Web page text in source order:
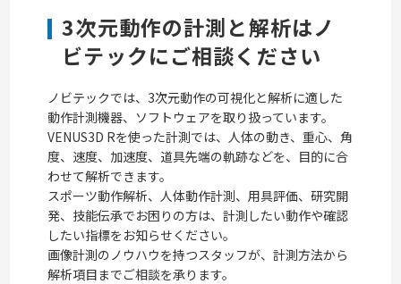
3次元動作の計測と解析はノ
ビテックにご相談ください
ノビテックでは、3次元動作の可視化と解析に適した
動作計測機器、ソフトウェアを取り扱っています。
VENUS3D Rを使った計測では、人体の動き、重心、角
度、速度、加速度、道具先端の軌跡などを、目的に合
わせて解析できます。
スポーツ動作解析、人体動作計測、用具評価、研究開
発、技能伝承でお困りの方は、計測したい動作や確認
したい指標をお知らせください。
画像計測のノウハウを持つスタッフが、計測方法から
解析項目までご相談を承ります。